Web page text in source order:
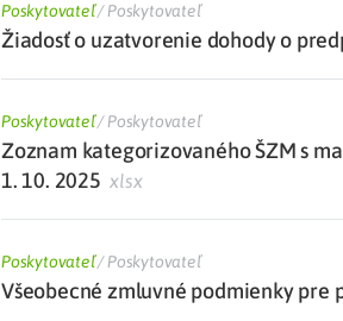
Poskytovateľ/Poskytovateľ
Žiadosť o uzatvorenie dohody o
Poskytovateľ/Poskytovateľ
Zoznam kategorizovaného ŠZM s
1. 10. 2025 xlsx
Poskytovateľ/Poskytovateľ
Všeobecné zmluvné podmienky pre